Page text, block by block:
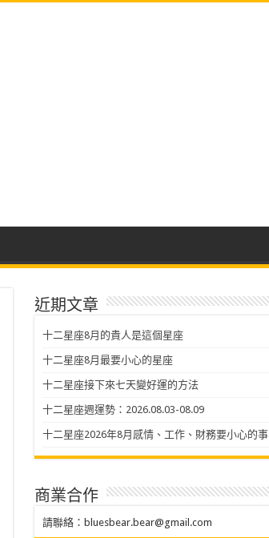
近期文章
十二星座8月的貴人是這個星座
十二星座8月最要小心的星座
十二星座接下來七天變好運的方法
十二星座週運勢：2026.08.03-08.09
十二星座2026年8月感情、工作、財務要小心的事
商業合作
請聯絡： bluesbear.bear@gmail.com